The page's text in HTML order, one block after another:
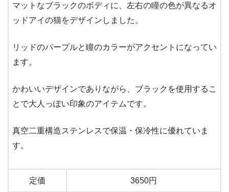
マットなブラックのボディに、左右の瞳の色が異なるオ
ッドアイの猫をデザインしました。
リッドのパープルと瞳のカラーがアクセントになってい
ます。
かわいいデザインでありながら、ブラックを使用するこ
とで大人っぽい印象のアイテムです。
真空二重構造ステンレスで保温・保冷性に優れていま
す。
定価 3650円